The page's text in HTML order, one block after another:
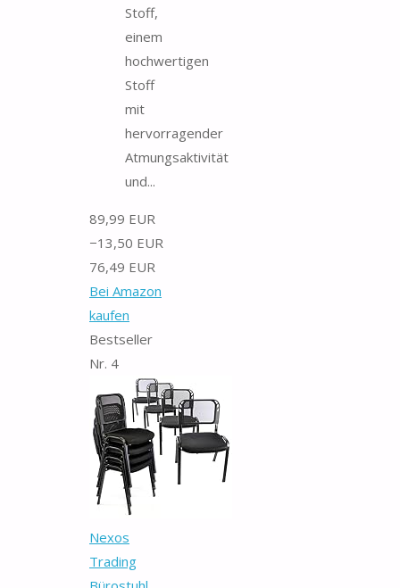
Stoff,
einem
hochwertigen
Stoff
mit
hervorragender
Atmungsaktivität
und...
89,99 EUR
−13,50 EUR
76,49 EUR
Bei Amazon
kaufen
Bestseller
Nr. 4
Nexos
Trading